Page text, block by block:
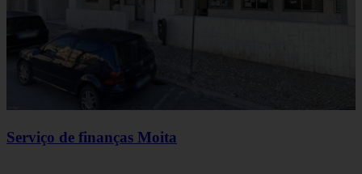
Serviço de finanças Moita